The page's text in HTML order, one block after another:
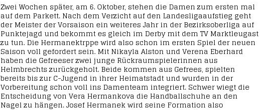
Zwei Wochen später, am 6. Oktober, stehen die Damen zum ersten mal
auf dem Parkett. Nach dem Verzicht auf den Landesligaaufstieg geht
der Meister der Vorsaison ein weiteres Jahr in der Bezirksoberliga auf
Punktejagd und bekommt es gleich im Derby mit dem TV Marktleugast
zu tun. Die Hermanektrppe wird also schon im ersten Spiel der neuen
Saison voll gefordert sein. Mit Nikayla Alston und Verena Eberhard
haben die Gefreeser zwei junge Rückraumspielerinnen aus
Helmbrechts zurückgeholt. Beide kommen aus Gefrees, spielten
bereits bis zur C-Jugend in ihrer Heimatstadt und wurden in der
Vorbereitung schon voll ins Damenteam integriert. Schwer wiegt die
Entscheidung von Vera Hermankova die Handballschuhe an den
Nagel zu hängen. Josef Hermanek wird seine Formation also